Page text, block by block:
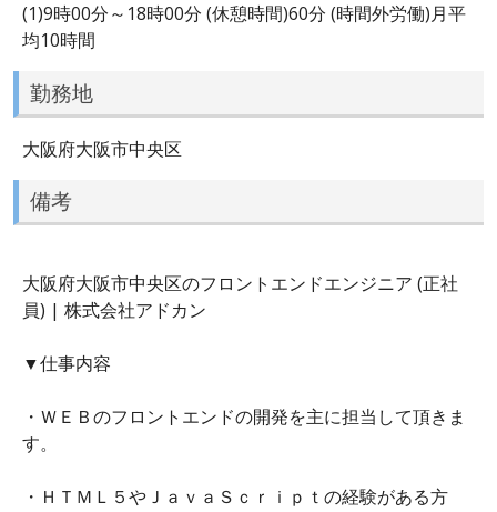
(1)9時00分～18時00分 (休憩時間)60分 (時間外労働)月平
均10時間
勤務地
大阪府大阪市中央区
備考
大阪府大阪市中央区のフロントエンドエンジニア (正社
員) | 株式会社アドカン
▼仕事内容
・ＷＥＢのフロントエンドの開発を主に担当して頂きま
す。
・ＨＴＭＬ５やＪａｖａＳｃｒｉｐｔの経験がある方